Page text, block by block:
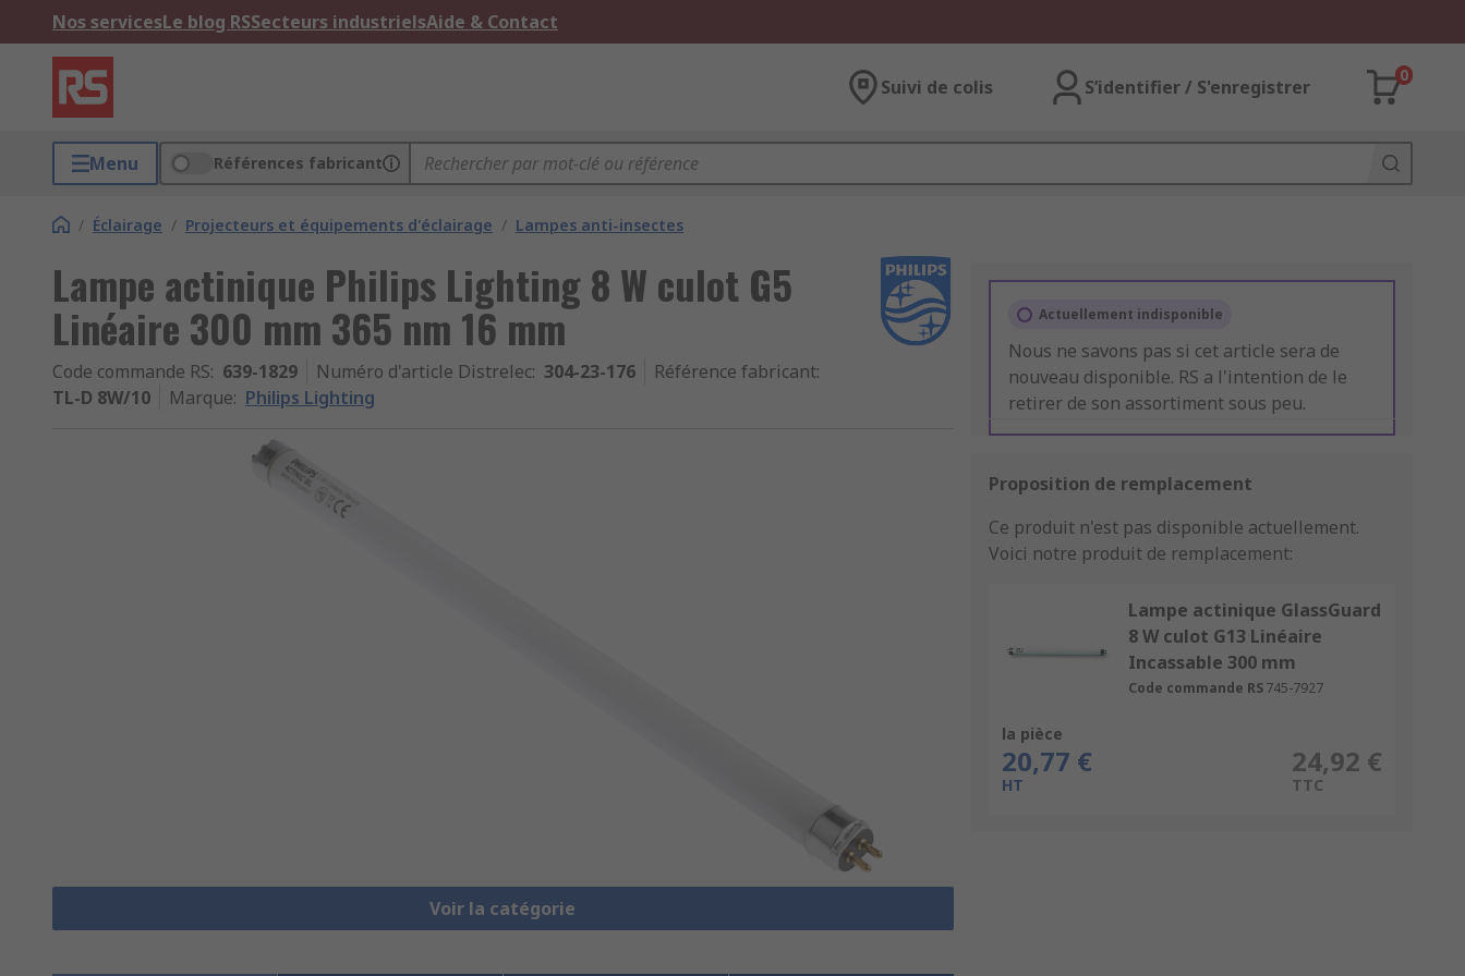
Nos servicesLe blog RSSecteurs industrielsAide & Contact
Suivi de colis S’identifier / S'enregistrer
0
Menu Références fabricant
/ Éclairage / Projecteurs et équipements d'éclairage / Lampes anti-insectes
Lampe actinique Philips Lighting 8 W culot G5
Linéaire 300 mm 365 nm 16 mm
Code commande RS: 639-1829 Numéro d'article Distrelec: 304-23-176 Référence fabricant:
TL-D 8W/10
Marque: Philips Lighting
Voir la catégorie
Actuellement indisponible
Nous ne savons pas si cet article sera de
nouveau disponible. RS a l'intention de le
retirer de son assortiment sous peu.
Proposition de remplacement
Ce produit n'est pas disponible actuellement.
Voici notre produit de remplacement:
Lampe actinique GlassGuard
8 W culot G13 Linéaire
Incassable 300 mm
Code commande RS745-7927
la pièce
20,77 €
HT
24,92 €
TTC